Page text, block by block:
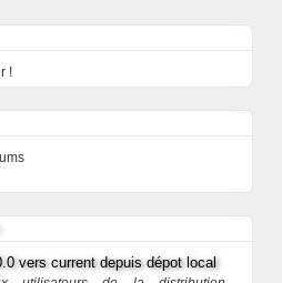
!
vers current depuis dépot local